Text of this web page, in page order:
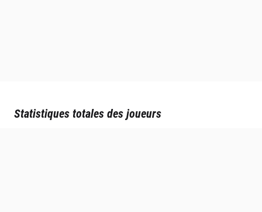
Statistiques totales des joueurs